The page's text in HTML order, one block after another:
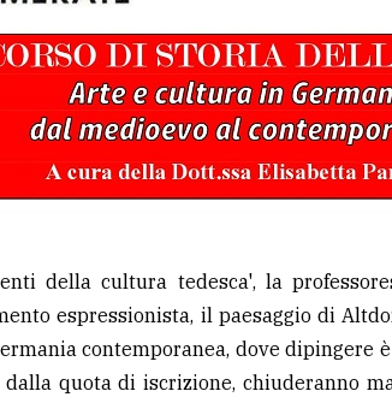
della cultura tedesca', la
espressionista, il paesaggio di
contemporanea, dove dipingere
dalla quota di iscrizione, chiuderanno